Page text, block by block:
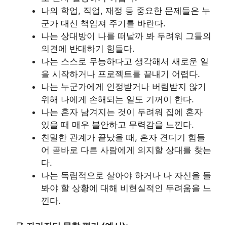
나의 학업, 직업, 재정 등 중요한 문제들은 누
군가 대신 책임져 주기를 바란다.
나는 상대방이 나를 떠날까 봐 두려워 그들의
의견에 반대하기 힘들다.
나는 스스로 무능하다고 생각해서 새로운 일
을 시작하거나 프로젝트를 끝내기 어렵다.
나는 누군가에게 인정받거나 버림받지 않기
위해 나에게 손해되는 일도 기꺼이 한다.
나는 혼자 남겨지는 것이 두려워 집에 혼자
있을 때 매우 불안하고 무력감을 느낀다.
친밀한 관계가 끝났을 때, 혼자 견디기 힘들
어 곧바로 다른 사람에게 의지할 상대를 찾는
다.
나는 독립적으로 살아야 하거나 나 자신을 돌
봐야 할 상황에 대해 비현실적인 두려움을 느
낀다.